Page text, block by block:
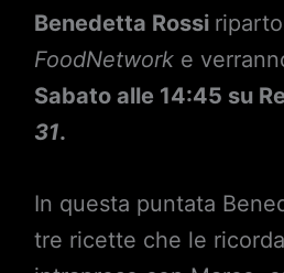
Benedetta Rossi
FoodNetworke
Sabato alle 14:45 su
31.
In questa puntata
tre ricette che le